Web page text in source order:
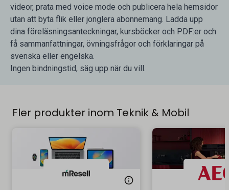
videor, prata med voice mode och publicera hela hemsidor
utan att byta flik eller jonglera abonnemang. Ladda upp
dina föreläsningsanteckningar, kursböcker och PDF:er och
få sammanfattningar, övningsfrågor och förklaringar på
svenska eller engelska.
Ingen bindningstid, säg upp när du vill.
Fler produkter inom Teknik & Mobil